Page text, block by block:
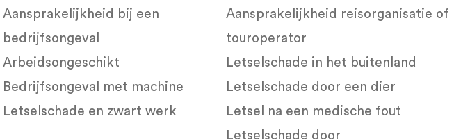
Aansprakelijkheid bij een
bedrijfsongeval
Arbeidsongeschikt
Bedrijfsongeval met machine
Letselschade en zwart werk
Aansprakelijkheid reisorganisatie of
touroperator
Letselschade in het buitenland
Letselschade door een dier
Letsel na een medische fout
Letselschade door